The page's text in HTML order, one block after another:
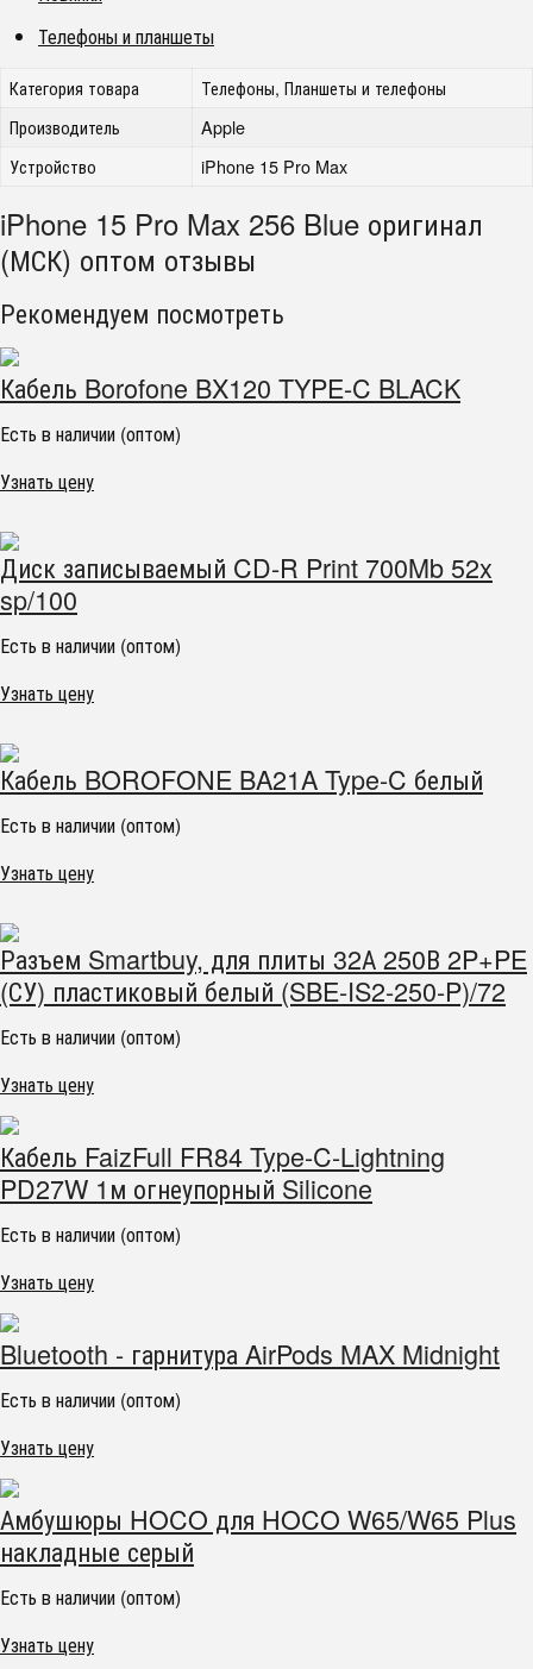
Телефоны и планшеты
Категория товара
Телефоны, Планшеты и телефоны
Производитель
Apple
Устройство
iPhone 15 Pro Max
iPhone 15 Pro Max 256 Blue оригинал
(МСК) оптом отзывы
Рекомендуем посмотреть
Кабель Borofone BX120 TYPE-C BLACK
Есть в наличии (оптом)
Узнать цену
Диск записываемый CD-R Print 700Mb 52x
sp/100
Есть в наличии (оптом)
Узнать цену
Кабель BOROFONE BA21A Type-C белый
Есть в наличии (оптом)
Узнать цену
Разъем Smartbuy, для плиты 32А 250В 2P+PE
(СУ) пластиковый белый (SBE-IS2-250-P)/72
Есть в наличии (оптом)
Узнать цену
Кабель FaizFull FR84 Type-C-Lightning
PD27W 1м огнеупорный Silicone
Есть в наличии (оптом)
Узнать цену
Bluetooth - гарнитура AirPods MAX Midnight
Есть в наличии (оптом)
Узнать цену
Амбушюры HOCO для HOCO W65/W65 Plus
накладные серый
Есть в наличии (оптом)
Узнать цену